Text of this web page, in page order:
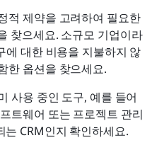
적 제약을 고려하여 필요한
찾으세요. 소규모 기업이라
에 대한 비용을 지불하지 않
한 옵션을 찾으세요.
사용 중인 도구, 예를 들어
트웨어 또는 프로젝트 관리
는 CRM인지 확인하세요.